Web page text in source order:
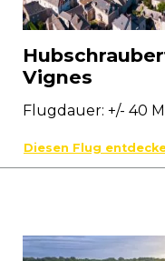
Vignes
Flugdauer: +/- 40
Diesen Flug